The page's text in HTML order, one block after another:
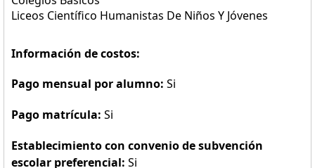
Liceos Científico Humanistas De Niños Y Jóvenes
Información de costos:
Pago mensual por alumno: Si
Pago matrícula: Si
Establecimiento con convenio de subvención
escolar preferencial: Si